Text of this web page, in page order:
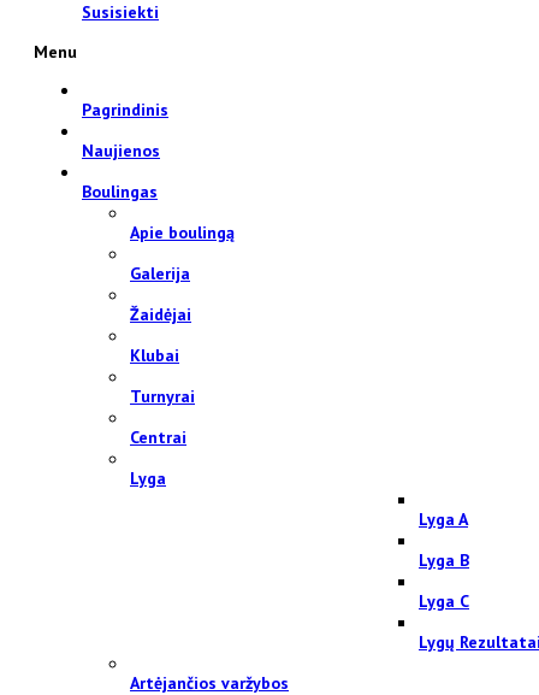
Susisiekti
Menu
Pagrindinis
Naujienos
Boulingas
Apie boulingą
Galerija
Žaidėjai
Klubai
Turnyrai
Centrai
Lyga
Lyga A
Lyga B
Lyga C
Lygų
Artėjančios varžybos